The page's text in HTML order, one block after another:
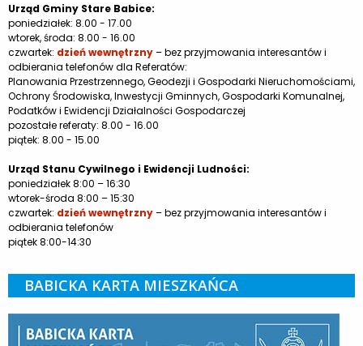
Urząd Gminy Stare Babice:
poniedziałek: 8.00 - 17.00
wtorek, środa: 8.00 - 16.00
czwartek: dzień wewnętrzny– bez przyjmowania interesantów i
odbierania telefonów dla Referatów:
Planowania Przestrzennego, Geodezji i Gospodarki Nieruchomościami,
Ochrony Środowiska, Inwestycji Gminnych, Gospodarki Komunalnej,
Podatków i Ewidencji Działalności Gospodarczej
pozostałe referaty: 8.00 - 16.00
piątek: 8.00 - 15.00
Urząd Stanu Cywilnego i Ewidencji Ludności:
poniedziałek 8:00 – 16:30
wtorek-środa 8:00 – 15:30
czwartek: dzień wewnętrzny– bez przyjmowania interesantów i
odbierania telefonów
piątek 8:00-14:30
BABICKA KARTA MIESZKAŃCA